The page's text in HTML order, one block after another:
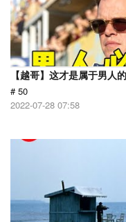
【越哥】这才是属于男人
# 50
2022-07-28 07:58